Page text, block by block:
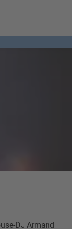
DJ Armand